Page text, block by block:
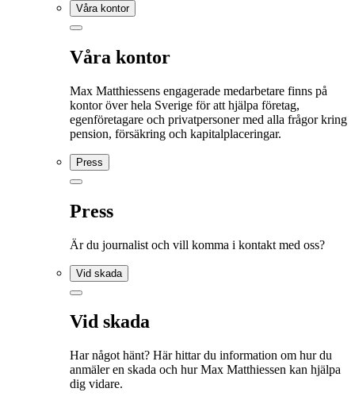
Våra kontor
Våra kontor
Max Matthiessens engagerade medarbetare finns på
kontor över hela Sverige för att hjälpa företag,
egenföretagare och privatpersoner med alla frågor kring
pension, försäkring och kapitalplaceringar.
Press
Press
Är du journalist och vill komma i kontakt med oss?
Vid skada
Vid skada
Har något hänt? Här hittar du information om hur du
anmäler en skada och hur Max Matthiessen kan hjälpa
dig vidare.